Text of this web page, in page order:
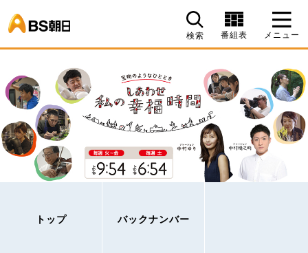
検索 番組表 メニュー
トップ バックナンバー